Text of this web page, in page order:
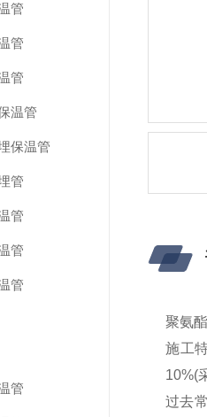
管
管
管
温管
保温管
管
管
管
管
管
聚氨
施工
10%(
过去